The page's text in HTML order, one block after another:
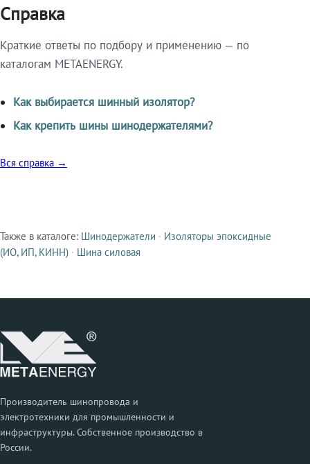
Справка
Краткие ответы по подбору и применению — по
каталогам METAENERGY.
Как выбирается шинный изолятор?
Как крепить шины шинодержателями?
Вся справка →
Смежные продукты
Также в каталоге: Шинодержатели · Изоляторы эпоксидные
(ИО, ИП, КИНН) · Шина силовая
Производитель шинопровода и
электротехники для промышленности и
инфраструктуры. Собственное производство в
России.